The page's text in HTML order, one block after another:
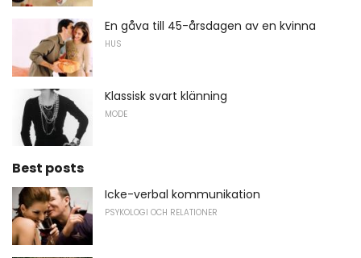
En gåva till 45-årsdagen av en kvinna
HUS
Klassisk svart klänning
MODE
Best posts
Icke-verbal kommunikation
PSYKOLOGI OCH RELATIONER